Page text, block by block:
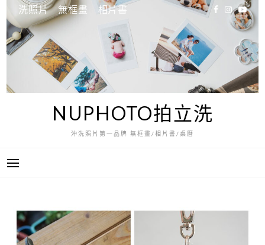
至
主
要
容
洗照片 無框畫 相片書
NUPHOTO拍立洗
沖洗照片第一品牌 無框畫/相片書/桌曆